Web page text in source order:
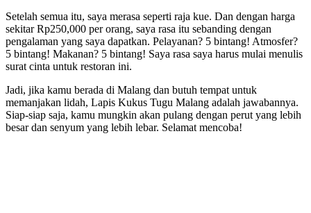
Setelah semua itu, saya merasa seperti raja kue. Dan dengan harga
sekitar Rp250,000 per orang, saya rasa itu sebanding dengan
pengalaman yang saya dapatkan. Pelayanan? 5 bintang! Atmosfer?
5 bintang! Makanan? 5 bintang! Saya rasa saya harus mulai menulis
surat cinta untuk restoran ini.
Jadi, jika kamu berada di Malang dan butuh tempat untuk
memanjakan lidah, Lapis Kukus Tugu Malang adalah jawabannya.
Siap-siap saja, kamu mungkin akan pulang dengan perut yang lebih
besar dan senyum yang lebih lebar. Selamat mencoba!